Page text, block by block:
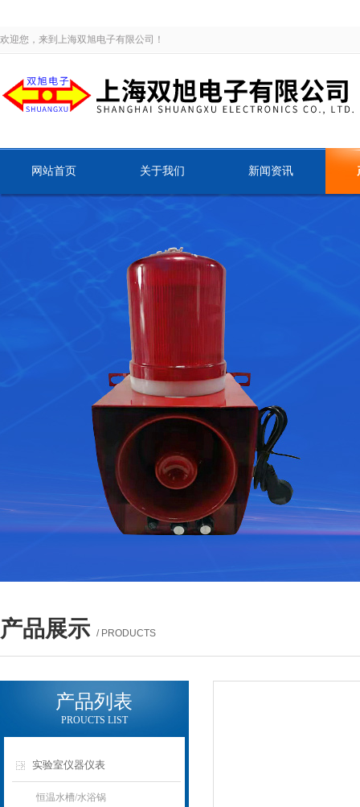
欢迎您，来到上海双旭电子有限公司！
网站首页 关于我们 新闻资讯
产品展示 / PRODUCTS
产品列表
PROUCTS LIST
实验室仪器仪表
恒温水槽/水浴锅